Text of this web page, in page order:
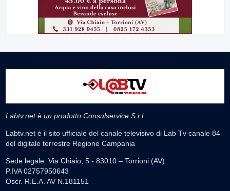
Labtv.net è un prodotto Consulservice S.r.l.
Labtv.net è il sito ufficiale del canale televisivo di Lab Tv canale 84
del digitale terrestre Regione Campania
Sede legale: Via Chiaio, 5 - 83010 – Torrioni (AV)
P.IVA 02757950643
Oscr. R.E.A. AV N.181151